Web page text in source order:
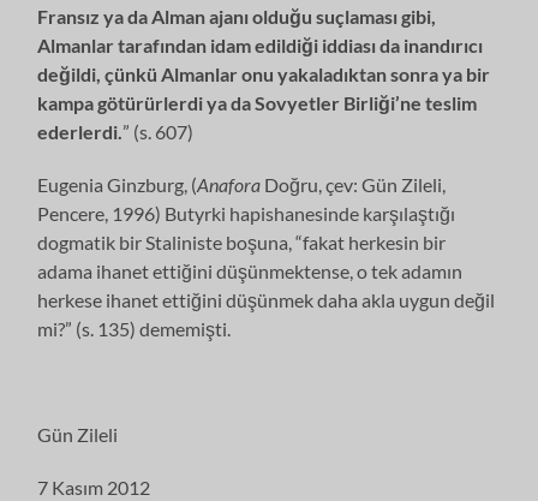
Fransız ya da Alman ajanı olduğu suçlaması gibi,
Almanlar tarafından idam edildiği iddiası da inandırıcı
değildi, çünkü Almanlar onu yakaladıktan sonra ya bir
kampa götürürlerdi ya da Sovyetler Birliği’ne teslim
ederlerdi. ” (s. 607)
Eugenia Ginzburg, (Anafora Doğru, çev: Gün Zileli,
Pencere, 1996) Butyrki hapishanesinde karşılaştığı
dogmatik bir Staliniste boşuna, “fakat herkesin bir
adama ihanet ettiğini düşünmektense, o tek adamın
herkese ihanet ettiğini düşünmek daha akla uygun değil
mi?” (s. 135) dememişti.
Gün Zileli
7 Kasım 2012